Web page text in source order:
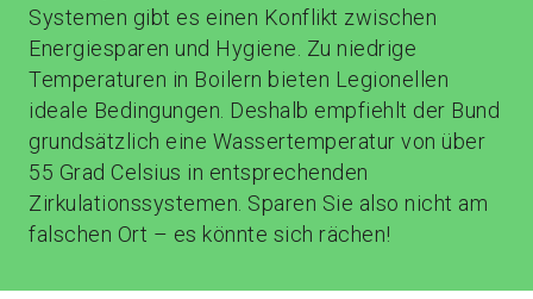
Systemen gibt es einen Konflikt zwischen
Energiesparen und Hygiene. Zu niedrige
Temperaturen in Boilern bieten Legionellen
ideale Bedingungen. Deshalb empfiehlt der Bund
grundsätzlich eine Wassertemperatur von über
55 Grad Celsius in entsprechenden
Zirkulationssystemen. Sparen Sie also nicht am
falschen Ort – es könnte sich rächen!